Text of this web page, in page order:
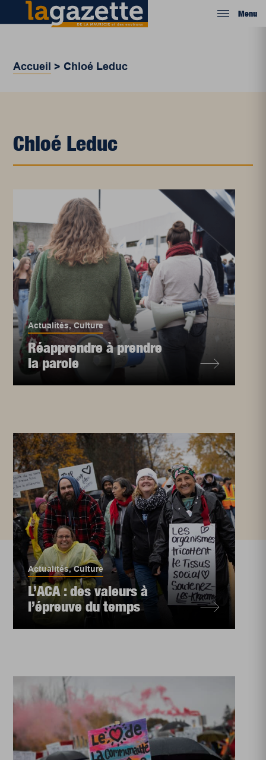
Menu
Accueil > Chloé Leduc
Chloé Leduc
Actualités,Culture
Réapprendre à prendre
la parole
Actualités,Culture
L’ACA : des valeurs à
l’épreuve du temps